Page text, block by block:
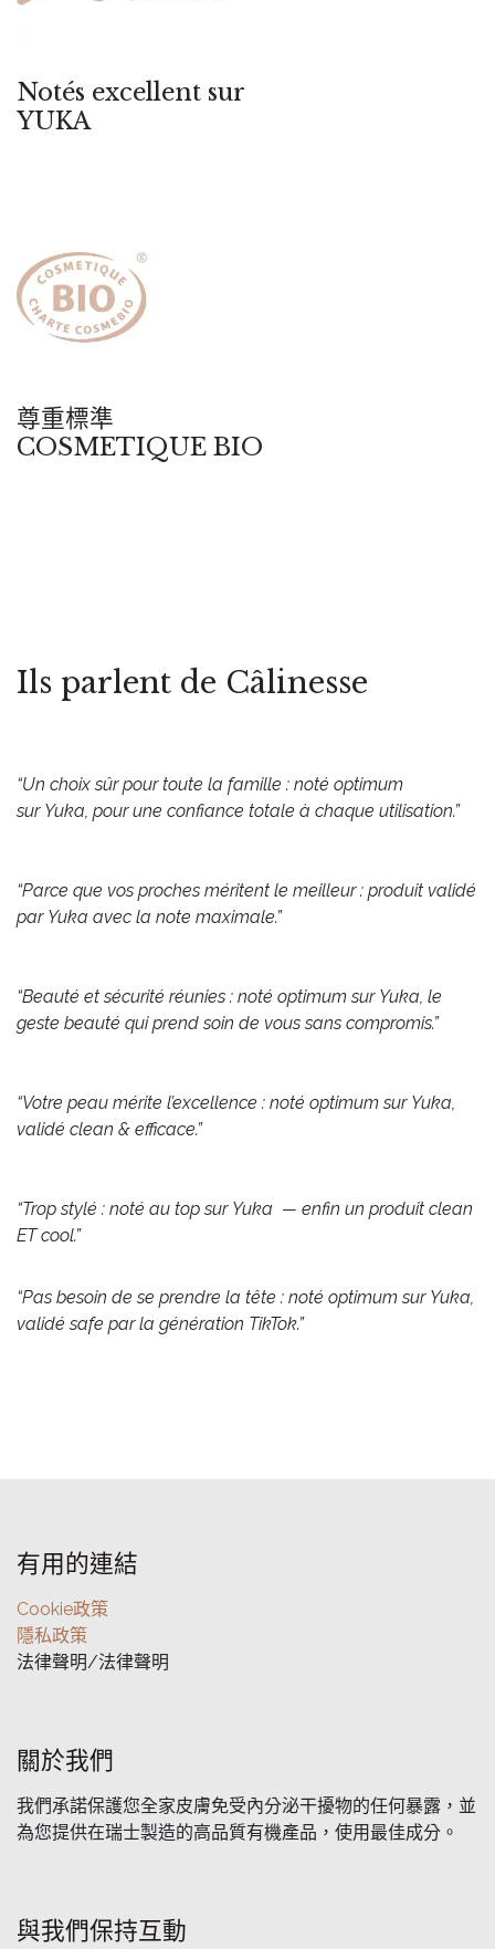
Notés excellent sur
YUKA
尊重標準
COSMETIQUE BIO
Ils parlent de Câlinesse
“Un choix sûr pour toute la famille : noté optimum
sur Yuka, pour une confiance totale à chaque utilisation.”
“Parce que vos proches méritent le meilleur : produit validé
par Yuka avec la note maximale.”
“Beauté et sécurité réunies : noté optimum sur Yuka, le
geste beauté qui prend soin de vous sans compromis.”
“Votre peau mérite l’excellence : noté optimum sur Yuka,
validé clean & efficace.”
“Trop stylé : noté au top sur Yuka — enfin un produit clean
ET cool.”
“Pas besoin de se prendre la tête : noté optimum sur Yuka,
validé safe par la génération TikTok.”
有用的連結
Cookie政策
隱私政策
法律聲明/法律聲明
關於我們
我們承諾保護您全家皮膚免受內分泌干擾物的任何暴露，並
為您提供在瑞士製造的高品質有機產品，使用最佳成分。
與我們保持互動